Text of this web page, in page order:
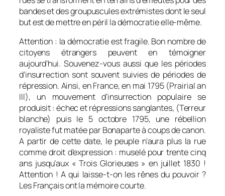
bandes et des groupuscules extrémistes dont le seul
but est de mettre en péril la démocratie elle-même.
Attention : la démocratie est fragile. Bon nombre de
citoyens étrangers peuvent en témoigner
aujourd’hui. Souvenez-vous aussi que les périodes
d’insurrection sont souvent suivies de périodes de
répression. Ainsi, en France, en mai 1795 (Prairial an
III), un mouvement d’insurrection populaire se
produisit : échec et répressions sanglantes, (Terreur
blanche) puis le 5 octobre 1795, une rébellion
royaliste fut matée par Bonaparte à coups de canon.
A partir de cette date, le peuple n’aura plus la rue
comme droit d’expression : muselé pour trente cinq
ans jusqu’aux « Trois Glorieuses » en juillet 1830 !
Attention ! A qui laisse-t-on les rênes du pouvoir ?
Les Français ont la mémoire courte.